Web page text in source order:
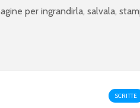
per ingrandirla, salvala,
SCRITTE